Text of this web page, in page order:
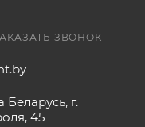
ЗВОНОК
г.
45